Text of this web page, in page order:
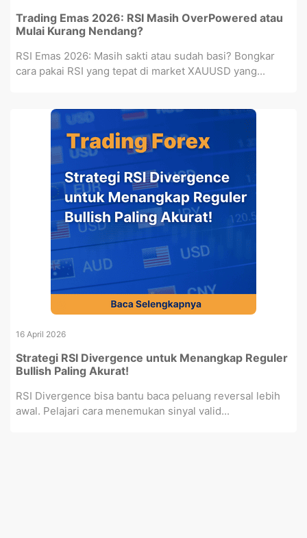
Trading Emas 2026: RSI Masih OverPowered atau
Mulai Kurang Nendang?
RSI Emas 2026: Masih sakti atau sudah basi? Bongkar
cara pakai RSI yang tepat di market XAUUSD yang...
16 April 2026
Strategi RSI Divergence untuk Menangkap Reguler
Bullish Paling Akurat!
RSI Divergence bisa bantu baca peluang reversal lebih
awal. Pelajari cara menemukan sinyal valid...